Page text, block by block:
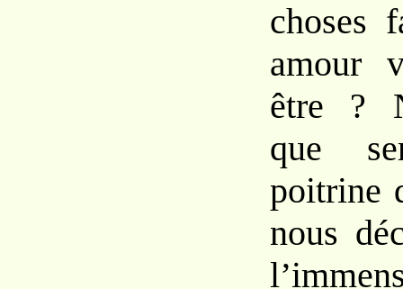
choses
amour
être ?
que
poitrine
nous